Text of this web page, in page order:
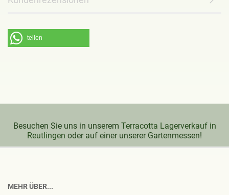
teilen
Besuchen Sie uns in unserem Terracotta Lagerverkauf in
Reutlingen oder auf einer unserer Gartenmessen!
MEHR ÜBER...